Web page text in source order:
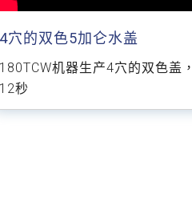
穴的双色5加仑水盖
机器生产4穴的双色盖
秒